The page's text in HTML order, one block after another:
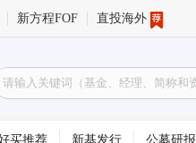
新方程FOF 直投海外
买推荐 新基发行 公募研报